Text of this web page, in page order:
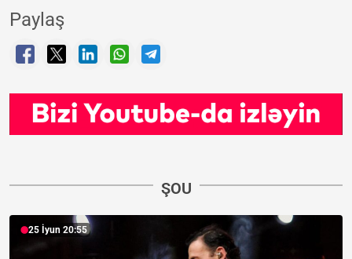
Paylaş
ŞOU
25 İyun 20:55